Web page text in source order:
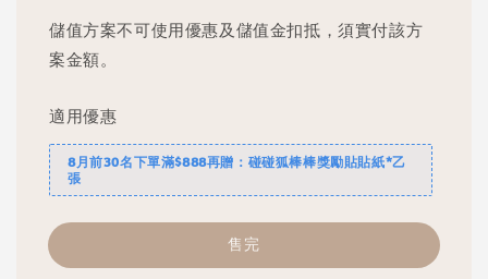
儲值方案不可使用優惠及儲值金扣抵，須實付該方
案金額。
適用優惠
8月前30名下單滿$888再贈：碰碰狐棒棒獎勵貼貼紙*乙
張
售完